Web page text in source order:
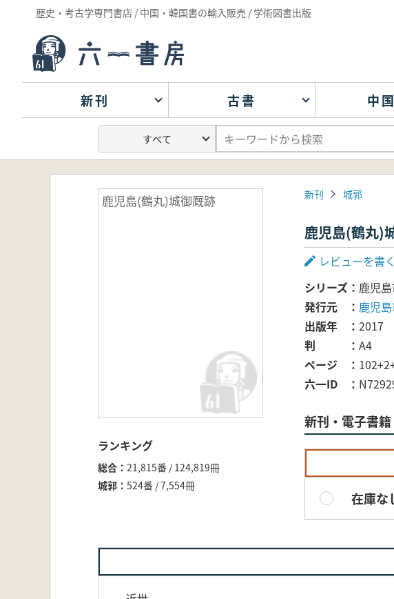
歴史・考古学専門書店 / 中国・韓国書の輸入販売 / 学術図書出版
新刊 古書 中
鹿児島(鶴丸)城御厩跡
ランキング
総合
21,815番 / 124,819冊
城郭
524番 / 7,554冊
新刊 城郭
鹿児島(鶴丸)
レビューを書く
シリーズ
鹿児
発行元
鹿児
出版年
2017
判
A4
ページ
六一ID
新刊・電子書籍
在庫な